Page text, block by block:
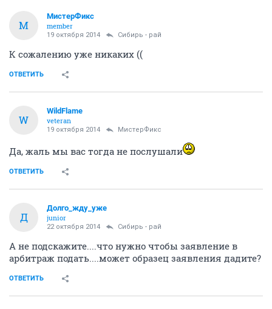
М
МистерФикс
member
19 октября 2014 Сибирь - рай
К сожалению уже никаких ((
ОТВЕТИТЬ
W
WildFlame
veteran
19 октября 2014 МистерФикс
Да, жаль мы вас тогда не послушали
ОТВЕТИТЬ
Д
Долго_жду_уже
junior
22 октября 2014 Сибирь - рай
А не подскажите....что нужно чтобы заявление в
арбитраж подать....может образец заявления дадите?
ОТВЕТИТЬ